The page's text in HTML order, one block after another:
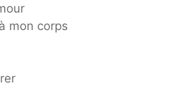
mon corps